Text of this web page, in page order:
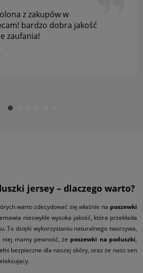
z zakupów w
bardzo dobra jakość
zaufania!
jersey – dlaczego warto?
warto zdecydować się właśnie na poszewki
niezwykle wysoka jakość, która przekłada
To dzięki wykorzystaniu naturalnego tworzywa,
niej mamy pewność, że poszewki na poduszki,
bezpieczne dla naszej skóry, oraz że nasz sen